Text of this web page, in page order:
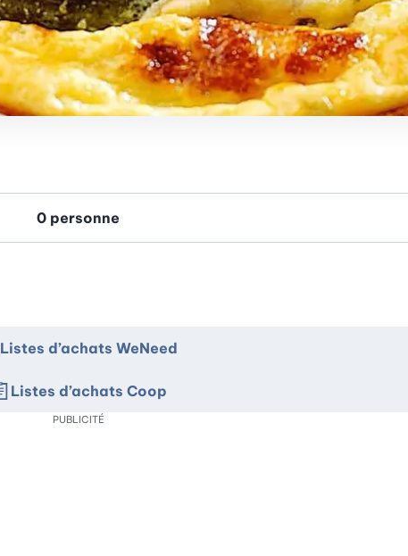
Listes d’achats WeNeed
Listes d’achats Coop
PUBLICITÉ